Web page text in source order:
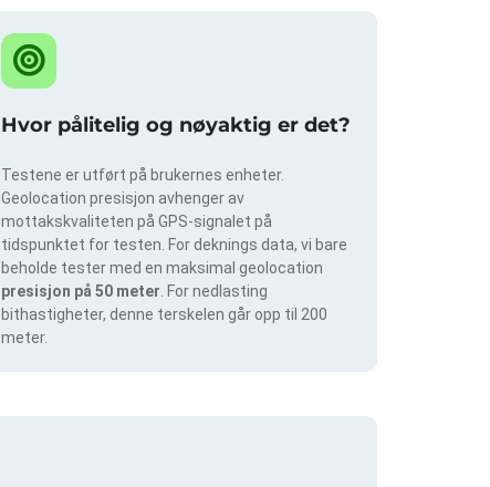
Hvor pålitelig og nøyaktig er det?
Testene er utført på brukernes enheter.
Geolocation presisjon avhenger av
mottakskvaliteten på GPS-signalet på
tidspunktet for testen. For deknings data, vi bare
beholde tester med en maksimal geolocation
presisjon på 50 meter . For nedlasting
bithastigheter, denne terskelen går opp til 200
meter.